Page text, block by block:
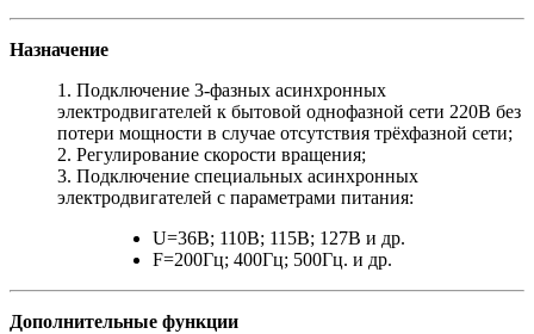
Назначение
1. Подключение 3-фазных асинхронных
электродвигателей к бытовой однофазной сети 220В без
потери мощности в случае отсутствия трёхфазной сети;
2. Регулирование скорости вращения;
3. Подключение специальных асинхронных
электродвигателей с параметрами питания:
U=36В; 110В; 115В; 127В и др.
F=200Гц; 400Гц; 500Гц. и др.
Дополнительные функции